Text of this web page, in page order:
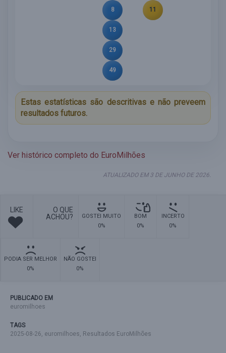
8
13
29
49
11
Estas estatísticas são descritivas e não preveem
resultados futuros.
Ver histórico completo do EuroMilhões
ATUALIZADO EM 3 DE JUNHO DE 2026.
LIKE
O QUE
ACHOU?
GOSTEI MUITO
0%
BOM
0%
INCERTO
0%
PODIA SER MELHOR
0%
NÃO GOSTEI
0%
PUBLICADO EM
euromilhoes
TAGS
2025-08-26, euromilhoes, Resultados EuroMilhões